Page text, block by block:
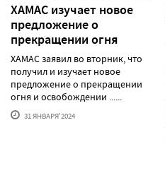
ХАМАС изучает новое
предложение о
прекращении огня
ХАМАС заявил во вторник, что
получил и изучает новое
предложение о прекращении
огня и освобождении ......
31 ЯНВАРЯ'2024